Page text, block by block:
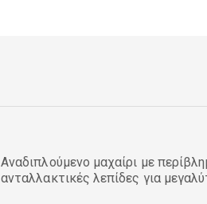
Αναδιπλούμενο μαχαίρι με
ανταλλακτικές λεπίδες για